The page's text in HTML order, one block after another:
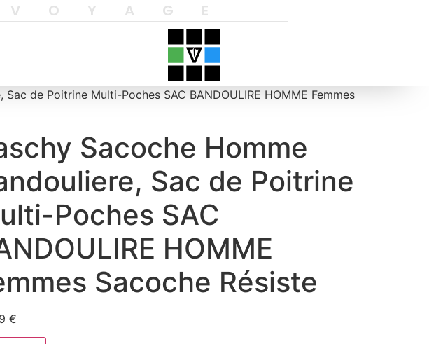
de Poitrine Multi-Poches SAC BANDOULIRE HOMME Femmes
Sacoche Homme
Sac de Poitrine
Poches SAC
HOMME
Sacoche Résiste
€